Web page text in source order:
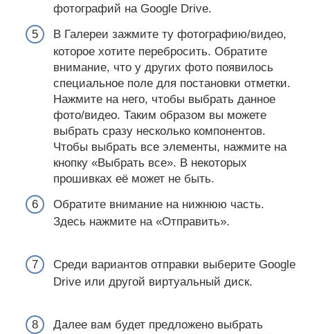
фотографий на Google Drive.
В Галереи зажмите ту фотографию/видео,
которое хотите перебросить. Обратите
внимание, что у других фото появилось
специальное поле для постановки отметки.
Нажмите на него, чтобы выбрать данное
фото/видео. Таким образом вы можете
выбрать сразу несколько компонентов.
Чтобы выбрать все элементы, нажмите на
кнопку «Выбрать все». В некоторых
прошивках её может не быть.
Обратите внимание на нижнюю часть.
Здесь нажмите на «Отправить».
Среди вариантов отправки выберите Google
Drive или другой виртуальный диск.
Далее вам будет предложено выбрать